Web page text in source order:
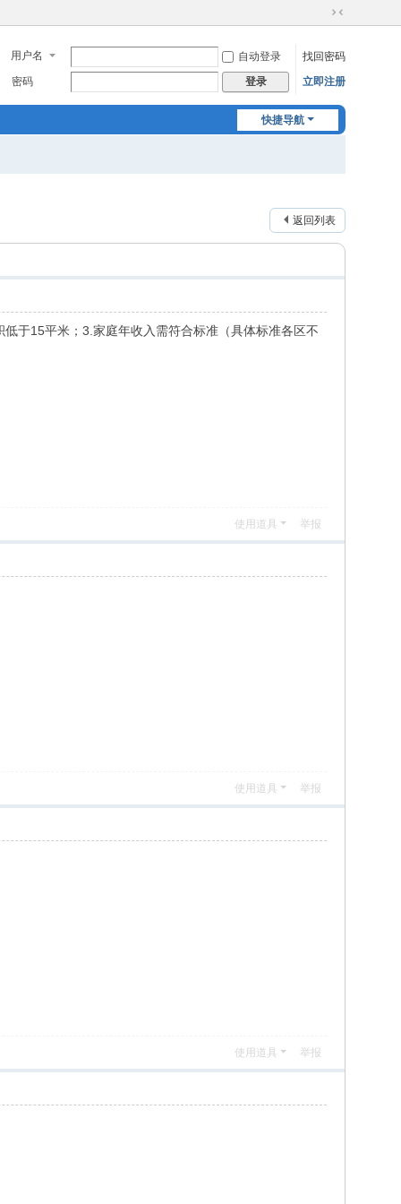
切
到
窄
用户名 自动登录
找回密码
密码
登录 立即注册
快捷导航
返回列表
于15平米；3.家庭年收入需符合标准（具体标准各区不
使用道具 举报
使用道具 举报
使用道具 举报